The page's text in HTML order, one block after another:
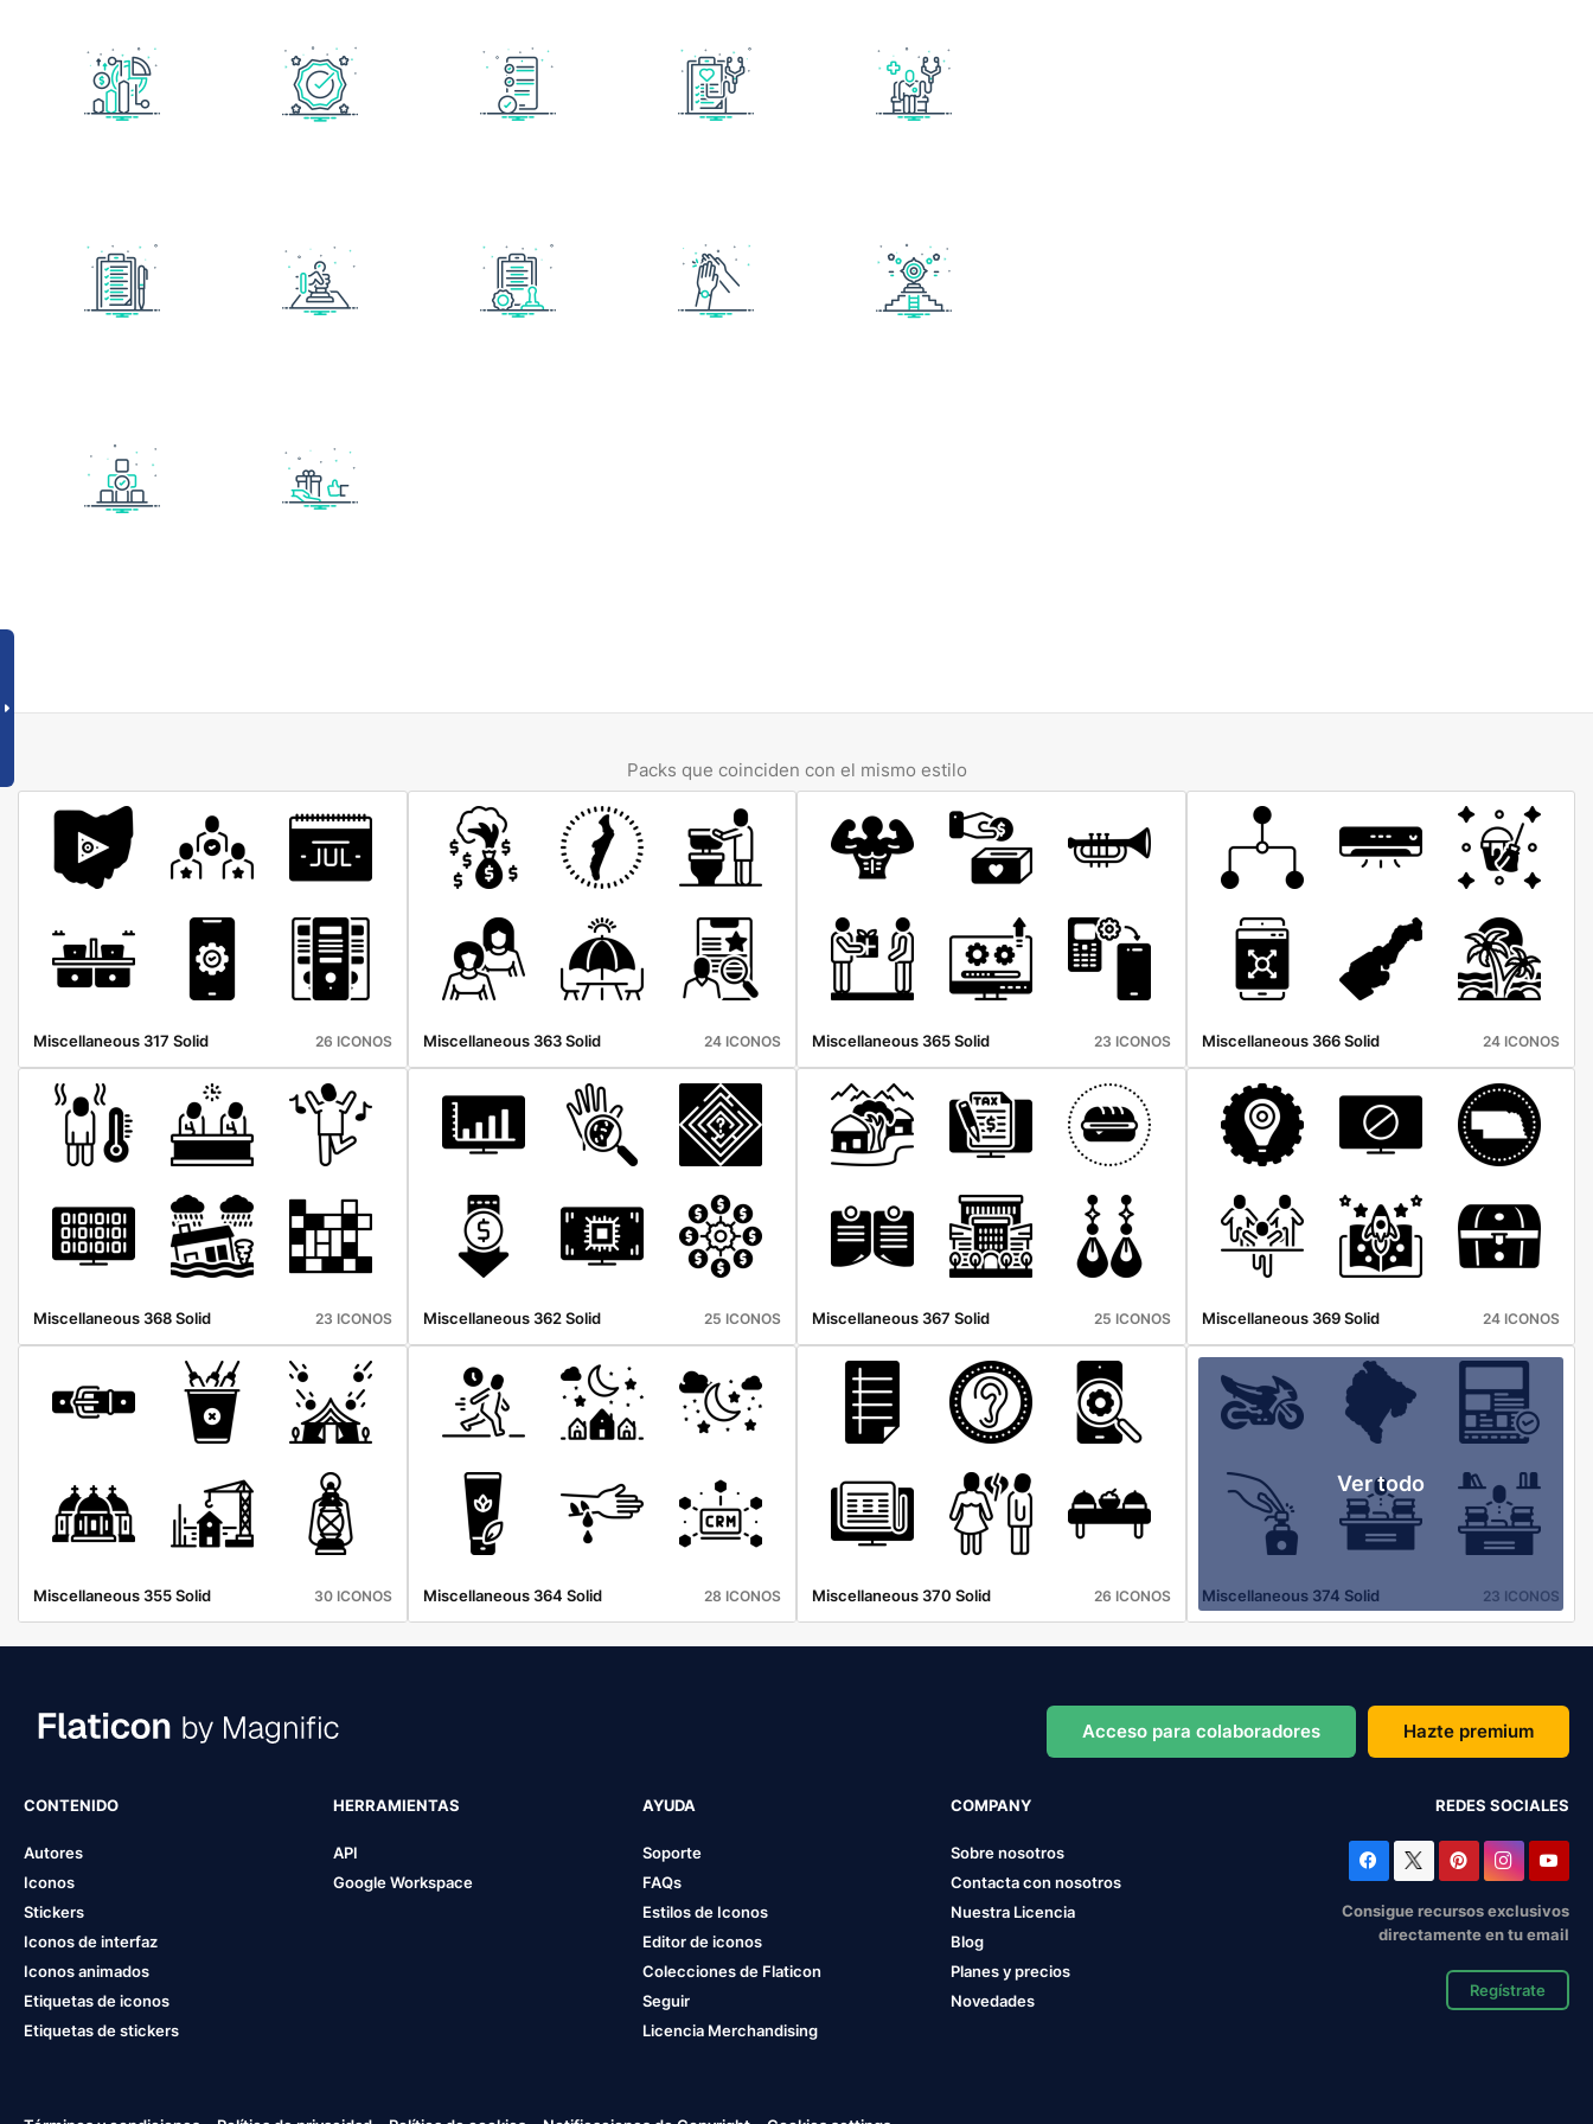
Packs que coinciden con el mismo estilo
Miscellaneous 317 Solid 26 ICONOS Miscellaneous 363 Solid 24 ICONOS Miscellaneous 365 Solid 23 ICONOS Miscellaneous 366 Solid 24 ICONOS
Miscellaneous 368 Solid 23 ICONOS Miscellaneous 362 Solid 25 ICONOS Miscellaneous 367 Solid 25 ICONOS Miscellaneous 369 Solid 24 ICONOS
Miscellaneous 355 Solid 30 ICONOS Miscellaneous 364 Solid 28 ICONOS Miscellaneous 370 Solid 26 ICONOS
Ver todo
Miscellaneous 374 Solid 23 ICONOS
Acceso para colaboradores Hazte premium
CONTENIDO
Autores
Iconos
Stickers
Iconos de interfaz
Iconos animados
Etiquetas de iconos
Etiquetas de stickers
HERRAMIENTAS
API
Google Workspace
AYUDA
Soporte
FAQs
Estilos de Iconos
Editor de iconos
Colecciones de Flaticon
Seguir
Licencia Merchandising
COMPANY
Sobre nosotros
Contacta con nosotros
Nuestra Licencia
Blog
Planes y precios
Novedades
REDES SOCIALES
Consigue recursos exclusivos
directamente en tu email
Regístrate